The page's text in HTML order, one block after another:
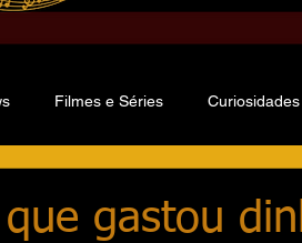
Filmes e Séries Curiosidades
gastou